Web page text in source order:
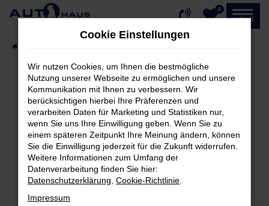
Zum
0
MENÜ
Fehler: Network Error
Beim Laden ist ein Fehler aufgetreten.
Hier sind ein paar Tipps, die dir helfen können:
Überprüfe deine Firewall und deine
Internetverbindung.
Laden andere Webseiten, zum Beispiel deine
Suchmaschine?
Cookie Einstellungen
Wir nutzen Cookies, um Ihnen die bestmögliche
Nutzung unserer Webseite zu ermöglichen und unsere
Kommunikation mit Ihnen zu verbessern. Wir
berücksichtigen hierbei Ihre Präferenzen und
verarbeiten Daten für Marketing und Statistiken nur,
wenn Sie uns Ihre Einwilligung geben. Wenn Sie zu
einem späteren Zeitpunkt Ihre Meinung ändern, können
Sie die Einwilligung jederzeit für die Zukunft widerrufen.
Weitere Informationen zum Umfang der
Datenverarbeitung finden Sie hier:
Datenschutzerklärung Cookie-Richtlinie
Impressum